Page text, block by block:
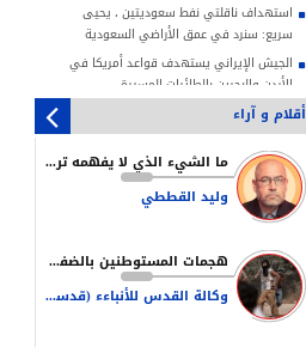
استهداف ناقلتي نفط سعوديتين ، يحيى
سريع: سنرد في عمق الأراضي السعودية
الجيش الإيراني يستهدف قواعد أمريكا في
الأردن والبحرين بالطائرات المسيرة
أسكتتها نيران استهداف إسرائيلي
ممداني: مذكرة توقيف نتنياهو قائمة.. لكن
صلاحياتنا القانونية محدودة
الشيخ صبري: الاحتلال يستغل الأعياد اليهودية
قاليباف: طاعة القيادة شرط أساسي لتحقيق
النصر في مواجهة العدو
قاليباف: علينا أن نكون مستعدين دائما للحرب
أقلام و آراء
ما الشيء الذي لا يفهمه ترامب وإدارته في إيران؟
وليد القططي
هجمات المستوطنين بالضفة سياسة ممنهجة لخلق بيئة تدفع نحو التهجير
وكالة القدس للأنباءء (قدسنا)